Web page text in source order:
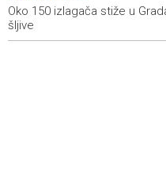
09:18
Požar na području
angažirani brojni vatrogasci i
Oko 150 izlagača stiže u
šljive